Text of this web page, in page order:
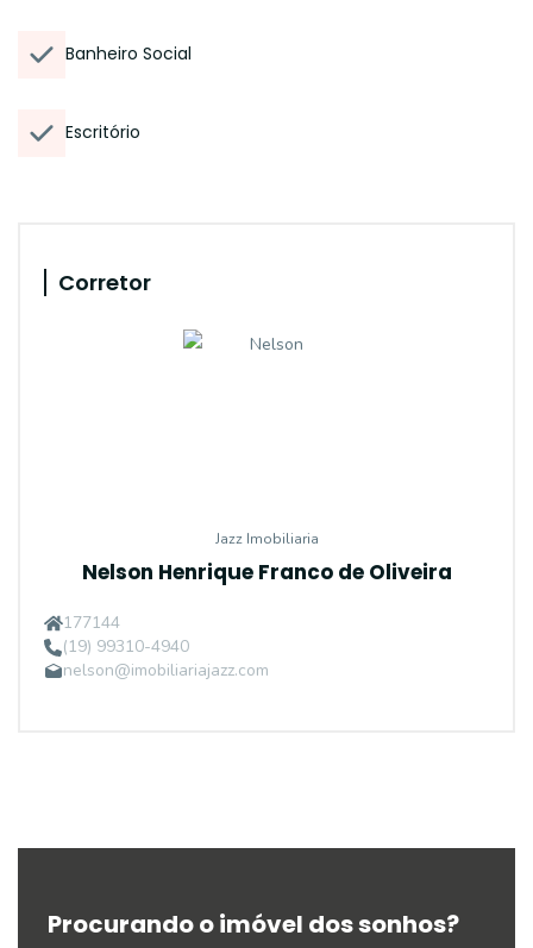
Banheiro Social
Escritório
Corretor
Jazz Imobiliaria
Nelson Henrique Franco de Oliveira
177144
(19) 99310-4940
nelson@imobiliariajazz.com
Procurando o imóvel dos sonhos?